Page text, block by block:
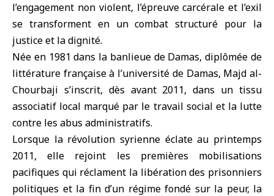
l’engagement non violent, l’épreuve carcérale et l’exil
se transforment en un combat structuré pour la
justice et la dignité.
Née en 1981 dans la banlieue de Damas, diplômée de
littérature française à l’université de Damas, Majd al-
Chourbaji s’inscrit, dès avant 2011, dans un tissu
associatif local marqué par le travail social et la lutte
contre les abus administratifs.
Lorsque la révolution syrienne éclate au printemps
2011, elle rejoint les premières mobilisations
pacifiques qui réclament la libération des prisonniers
politiques et la fin d’un régime fondé sur la peur, la